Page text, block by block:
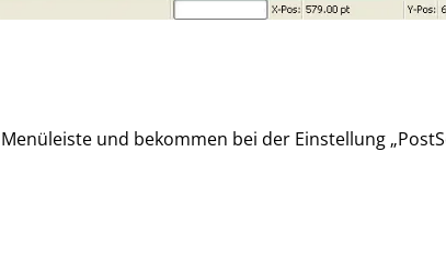
und bekommen bei der Einstellung